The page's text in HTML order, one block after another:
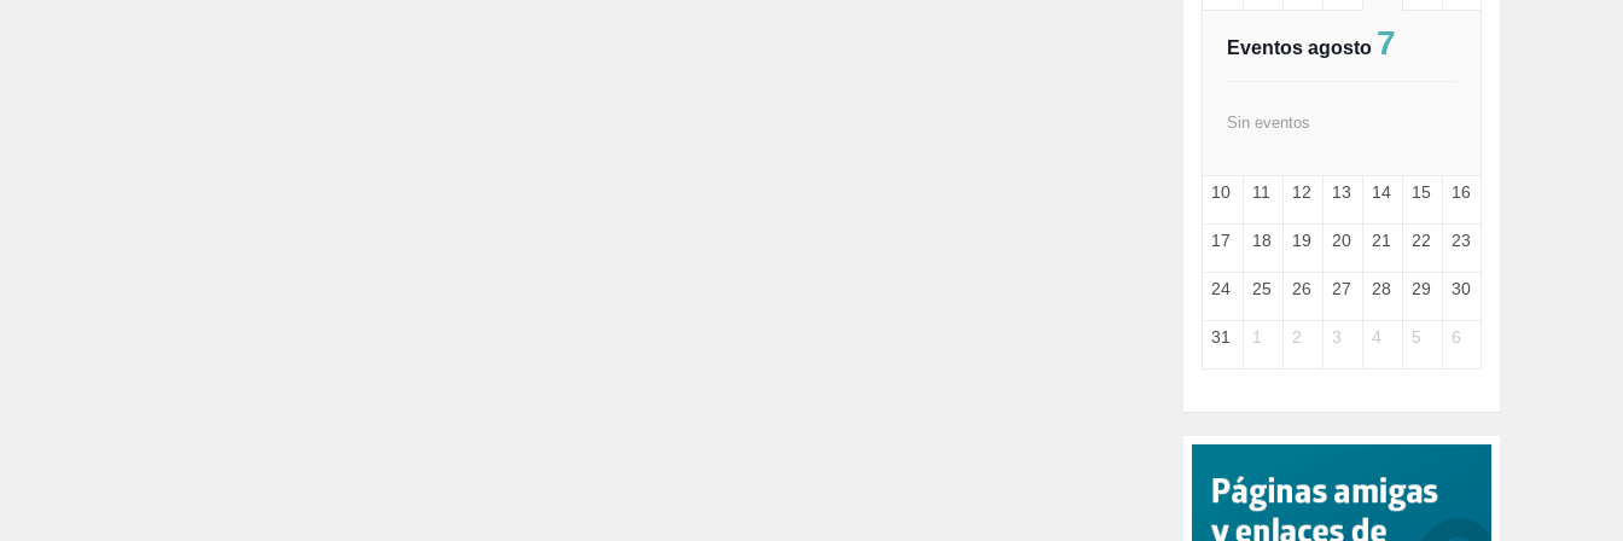
FELICIDAD (1)
FRANCISCO (5)
HUGO ZÁRATE (30)
I A (2)
INDEPENDENCIA (15)
INTELIGENCIA ARTIFICIAL (1)
JANE GOODDALL (1)
JAZZ (1)
JÓVENES (28)
JUSTICIA (13)
Eventos agosto 7
Sin eventos
10 11 12 13 14 15 16
17 18 19 20 21 22 23
24 25 26 27 28 29 30
31 1 2 3 4 5 6